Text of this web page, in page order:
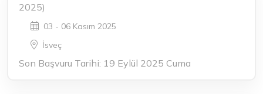
2025)
03 - 06 Kasım 2025
İsveç
Son Başvuru Tarihi: 19 Eylül 2025 Cuma